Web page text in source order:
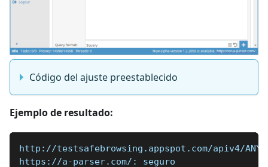
Código del ajuste preestablecido
Ejemplo de resultado:
http://testsafebrowsing.appspot.com/apiv4/
https://a-parser.com/: seguro